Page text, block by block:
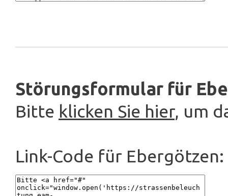
Störungsformular für
Bitte klicken Sie hier, um
Link-Code für Ebergötzen: